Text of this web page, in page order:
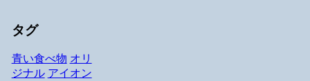
タグ
青い食べ物 オリ
ジナル アイオン